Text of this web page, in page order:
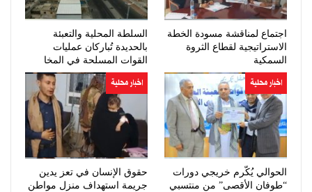
اجتماع لمناقشة مسودة الخطة
الاستراتيجية لقطاع الثروة
السمكية
السلطة المحلية والتعبئة
بالحديدة تُباركان عمليات
القوات المسلحة في المخا
اخبار محلية
الحوالي يُكّرم خريجي دورات
“طوفان الأقصى” من منتسبي
اخبار محلية
حقوق الإنسان في تعز يدين
جريمة استهداف منزل مواطن